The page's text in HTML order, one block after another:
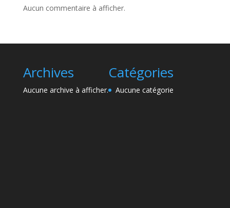
Aucun commentaire à afficher.
Archives
Aucune archive à afficher.
Catégories
Aucune catégorie